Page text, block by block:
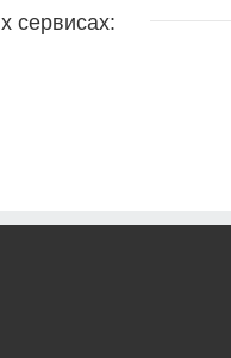
сервисах: